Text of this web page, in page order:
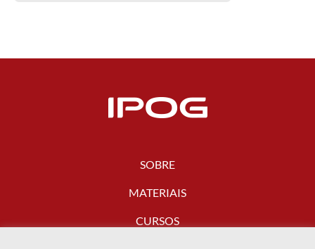
SOBRE
MATERIAIS
CURSOS